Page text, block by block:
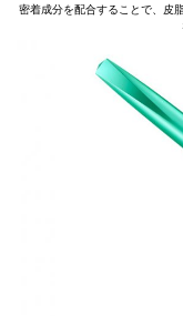
密着成分を配合することで、皮